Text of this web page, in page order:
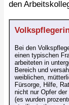
den
Bei den
einen typischen
arbeiteten in
Bereich und
weiblichen,
Fürsorge, Hilfe,
nicht nur Opfer
(es wurden